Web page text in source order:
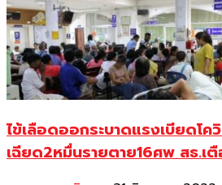
ไข้เลือดออกระบาดแรงเบียดโ
เฉียด2หมื่นรายตาย16ศพ สธ.เ